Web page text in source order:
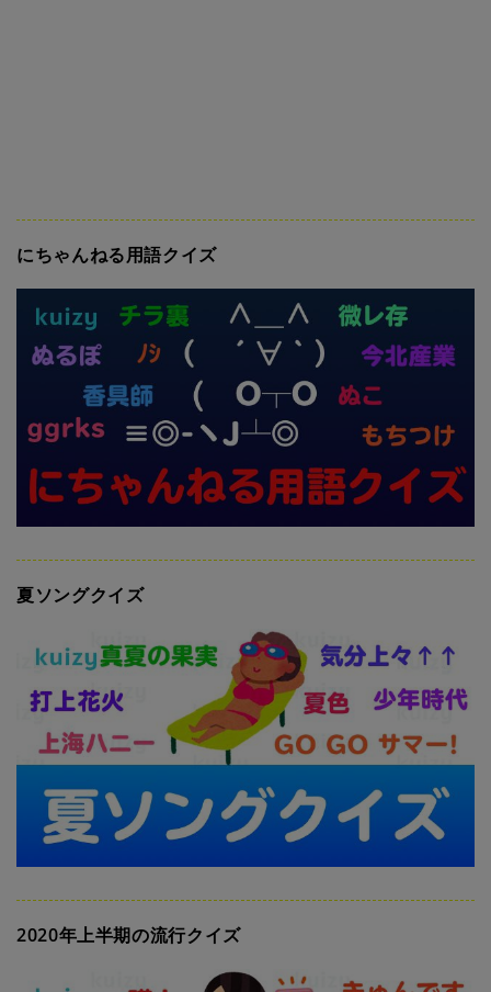
にちゃんねる用語クイズ
夏ソングクイズ
2020年上半期の流行クイズ